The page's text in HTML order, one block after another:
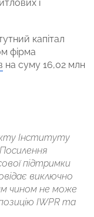
і
капітал
фірма
на суму 16,02 млн
Інституту
підтримки
виключно
чином не може
IWPR та